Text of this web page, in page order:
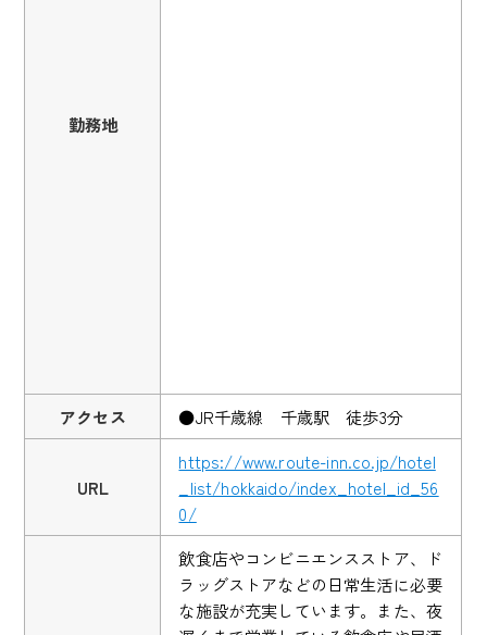
勤務地
アクセス ●JR千歳線 千歳駅 徒歩3分
URL
https://www.route-inn.co.jp/hotel
_list/hokkaido/index_hotel_id_56
0/
飲食店やコンビニエンスストア、ド
ラッグストアなどの日常生活に必要
な施設が充実しています。また、夜